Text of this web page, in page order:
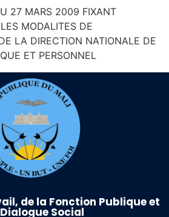
27 MARS 2009 FIXANT
MODALITES DE
LA DIRECTION NATIONALE DE
ET PERSONNEL
de la Fonction Publique et
Social